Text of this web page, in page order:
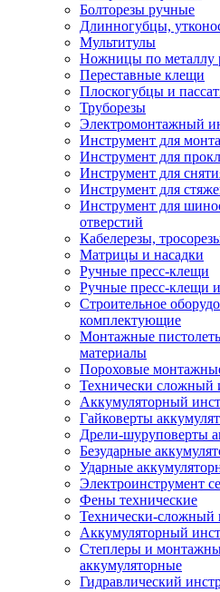
Болторезы ручные
Длинногубцы,
Мультитулы
Ножницы по металлу
Переставные клещи
Плоскогубцы и
Труборезы
Электромонтажный
Инструмент для
Инструмент для
Инструмент для
Инструмент для
Инструмент для
отверстий
Кабелерезы,
Матрицы и насадки
Ручные пресс-клещи
Ручные пресс-клещи
Строительное
комплектующие
Монтажные
материалы
Пороховые
Технически сложный
Аккумуляторный
Гайковерты
Дрели-шуруповерты
Безударные
Ударные
Электроинструмент
Фены технические
Технически-сложный
Аккумуляторный
Степлеры и
аккумуляторные
Гидравлический